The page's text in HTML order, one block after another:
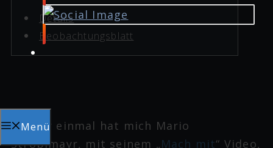
Menü
Details
Beobachtungsblatt
Wieder einmal hat mich Mario
Stroblmayr, mit seinem „Mach mit“ Video,